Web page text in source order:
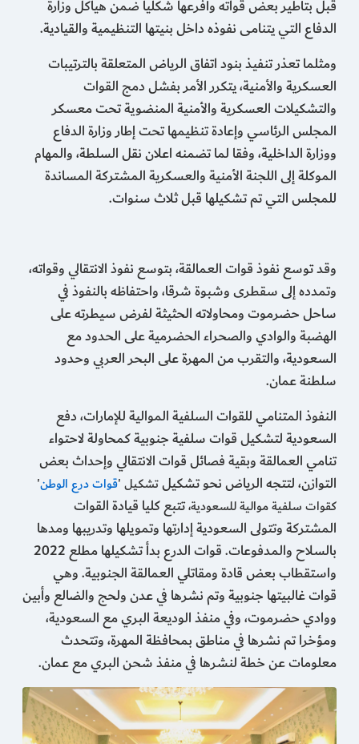
قبل بتأطير بعض قواته وأفرعها شكليا ضمن هياكل وزارة
الدفاع التي يتنامى نفوذه داخل بنيتها التنظيمية والقيادية.
ومثلما تعذر تنفيذ بنود اتفاق الرياض المتعلقة بالترتيبات
العسكرية والأمنية، يتكرر الأمر بفشل دمج القوات
والتشكيلات العسكرية والأمنية المنضوية تحت معسكر
المجلس الرئاسي وإعادة تنظيمها تحت إطار وزارة الدفاع
ووزارة الداخلية، وفقا لما تضمنه اعلان نقل السلطة، والمهام
الموكلة إلى اللجنة الأمنية والعسكرية المشتركة المساندة
للمجلس التي تم تشكيلها قبل ثلاث سنوات.
وقد توسع نفوذ قوات العمالقة، بتوسع نفوذ الانتقالي وقواته،
وتمدده إلى سقطرى وشبوة شرقا، واحتفاظه بالنفوذ في
ساحل حضرموت ومحاولاته الحثيثة لفرض سيطرته على
الهضبة والوادي والصحراء الحضرمية على الحدود مع
السعودية، والتقرب من المهرة على البحر العربي وحدود
سلطنة عمان.
النفوذ المتنامي للقوات السلفية الموالية للإمارات، دفع
السعودية لتشكيل قوات سلفية جنوبية كمحاولة لاحتواء
تنامي العمالقة وبقية فصائل قوات الانتقالي وإحداث بعض
التوازن، لتتجه الرياض نحو تشكيلتشكيل 'قوات درع الوطن'
كقوات سلفية موالية للسعودية،تتبع كليا قيادة القوات
المشتركة وتتولى السعودية إدارتها وتمويلها وتدريبها ومدها
بالسلاح والمدفوعات. قوات الدرع بدأ تشكيلها مطلع 2022
واستقطاب بعض قادة ومقاتلي العمالقة الجنوبية. وهي
قوات غالبيتها جنوبية وتم نشرها في عدن ولحج والضالع وأبين
ووادي حضرموت، وفي منفذ الوديعة البري مع السعودية،
ومؤخرا تم نشرها في مناطق بمحافظة المهرة، وتتحدث
معلومات عن خطة لنشرها في منفذ شحن البري مع عمان.